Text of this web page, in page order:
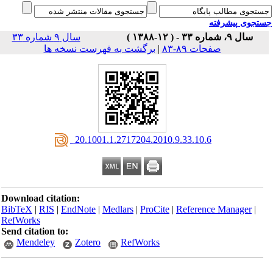
پیشرفته
سال ۹، شماره ۳۳ - ( ۱۲-۱۳۸۸ )
سال ۹ شماره ۳۳
صفحات ۸۹-۸۳
|برگشت به فهرست نسخه ها
‎ 20.1001.1.2717204.2010.9.33.10.6
Download citation:
BibTeX|RIS|EndNote|Medlars|ProCite|Reference Manager
RefWorks
Send citation to:
Mendeley
Zotero RefWorks